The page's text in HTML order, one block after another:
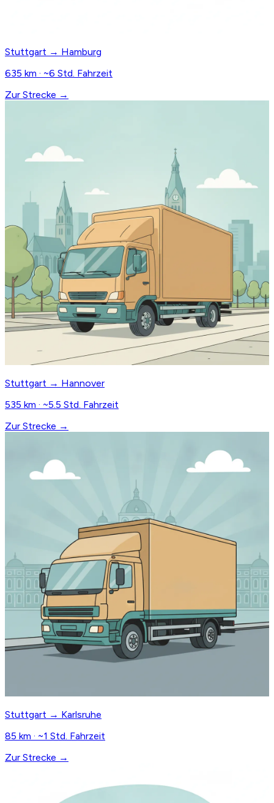
Stuttgart → Hamburg
635 km · ~6 Std. Fahrzeit
Zur Strecke →
Stuttgart → Hannover
535 km · ~5.5 Std. Fahrzeit
Zur Strecke →
Stuttgart → Karlsruhe
85 km · ~1 Std. Fahrzeit
Zur Strecke →